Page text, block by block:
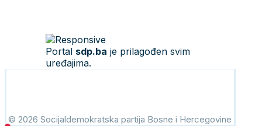
Portal sdp.ba je prilagođen svim
uređajima.
© 2026 Socijaldemokratska partija Bosne i Hercegovine